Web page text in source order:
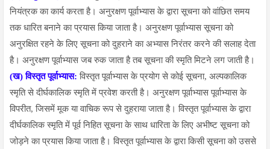
नियंत्रक का कार्य करता है। अनुरक्षण पूर्वाभ्यास के द्वारा सूचना को वांछित समय
तक धारित बनाने का प्रयास किया जाता है। अनुरक्षण पूर्वाभ्यास सूचना को
अनुरक्षित रहने के लिए सूचना को दुहराने का अभ्यास निरंतर करने की सलाह देता
है। अनुरक्षण पूर्वाभ्यास जब रुक जाता है तब सूचना की स्मृति मिटने लग जाती है।
(ख) विस्तृत पूर्वाभ्यास:विस्तृत पूर्वाभ्यास के प्रयोग से कोई सूचना, अल्पकालिक
स्मृति से दीर्घकालिक स्मृति में प्रवेश करती है। अनुरक्षण पूर्वाभ्यास पूर्वाभ्यास के
विपरीत, जिसमें मूक या वाचिक रूप से दुहराया जाता है। विस्तृत पूर्वाभ्यास के द्वारा
दीर्घकालिक स्मृति में पूर्व निहित सूचना के साथ धारिता के लिए अभीष्ट सूचना को
जोड़ने का प्रयास किया जाता है। विस्तृत पूर्वाभ्यास के द्वारा किसी सूचना को उससे